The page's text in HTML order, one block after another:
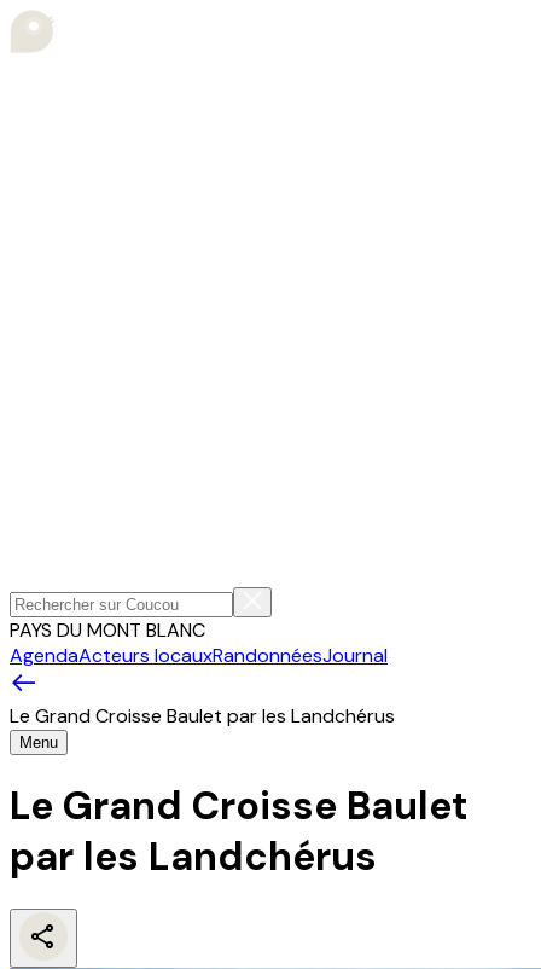
PAYS DU MONT BLANC
AgendaActeurs locauxRandonnéesJournal
Le Grand Croisse Baulet par les Landchérus
Menu
Le Grand Croisse Baulet
par les Landchérus